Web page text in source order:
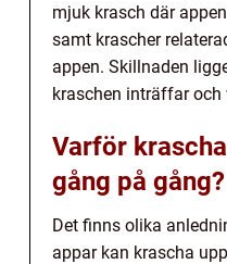
mjuk krasch där
samt krascher
appen. Skillnaden
kraschen inträffar och
Varför
gång på gång?
Det finns olika
appar kan krascha